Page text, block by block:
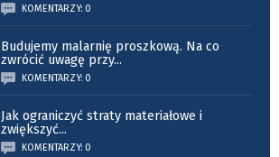
KOMENTARZY: 0
Budujemy malarnię proszkową. Na co
zwrócić uwagę przy...
KOMENTARZY: 0
Jak ograniczyć straty materiałowe i
zwiększyć...
KOMENTARZY: 0